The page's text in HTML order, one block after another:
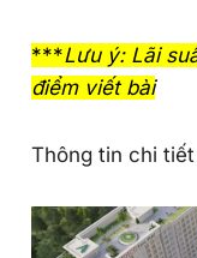
***Lưu ý: Lãi
điểm viết bài
Thông tin chi